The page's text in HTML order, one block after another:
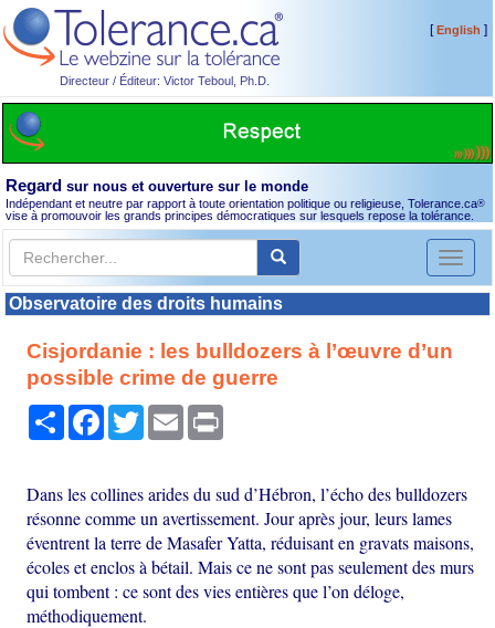
Directeur / Éditeur: Victor Teboul, Ph.D.
[English ]
Regard sur nous et ouverture sur le monde
Indépendant et neutre par rapport à toute orientation politique ou religieuse, Tolerance.ca®
vise à promouvoir les grands principes démocratiques sur lesquels repose la tolérance.
Toggle
Observatoire des droits humains
Cisjordanie : les bulldozers à l’œuvre d’un
possible crime de guerre
PartagerFacebook
TwitterEmail
Dans les collines arides du sud d’Hébron, l’écho des bulldozers
résonne comme un avertissement. Jour après jour, leurs lames
éventrent la terre de Masafer Yatta, réduisant en gravats maisons,
écoles et enclos à bétail. Mais ce ne sont pas seulement des murs
qui tombent : ce sont des vies entières que l’on déloge,
méthodiquement.